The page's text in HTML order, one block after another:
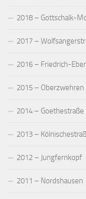
2018 – Gottschalk-
2017 –
2016 – Friedrich-
2015 – Oberzwehren
2014 –
2013 –
2012 – Jungfernkopf
2011 – Nordshausen